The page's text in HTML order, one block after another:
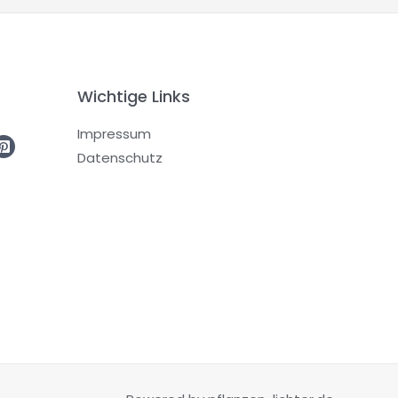
Wichtige Links
Impressum
Datenschutz